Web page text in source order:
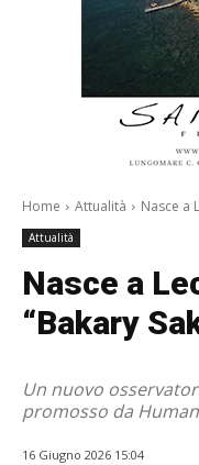
Home Attualità Nasce a
Attualità
Nasce a
“Bakary
Un nuovo
promosso da
16 Giugno 2026 15:04